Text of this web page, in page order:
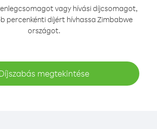
vagy hívási díjcsomagot,
percenkénti díjért hívhassa Zimbabwe
országot.
megtekintése